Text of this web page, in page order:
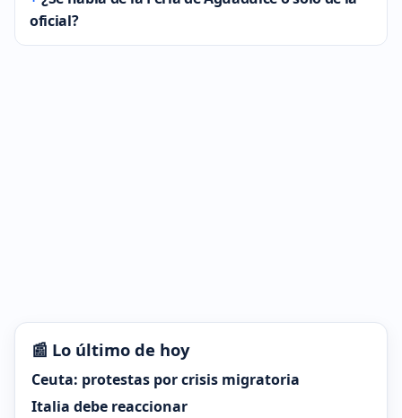
oficial?
📰 Lo último de hoy
Ceuta: protestas por crisis migratoria
Italia debe reaccionar